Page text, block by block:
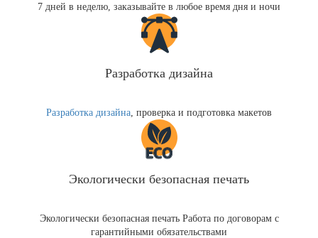
7 дней в неделю, заказывайте в любое время дня и ночи
Разработка дизайна
Разработка дизайна , проверка и подготовка макетов
Экологически безопасная печать
Экологически безопасная печать Работа по договорам с
гарантийными обязательствами